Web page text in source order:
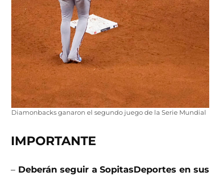
Diamonbacks ganaron el segundo juego de la Serie Mundial
IMPORTANTE
– Deberán seguir a SopitasDeportes en sus